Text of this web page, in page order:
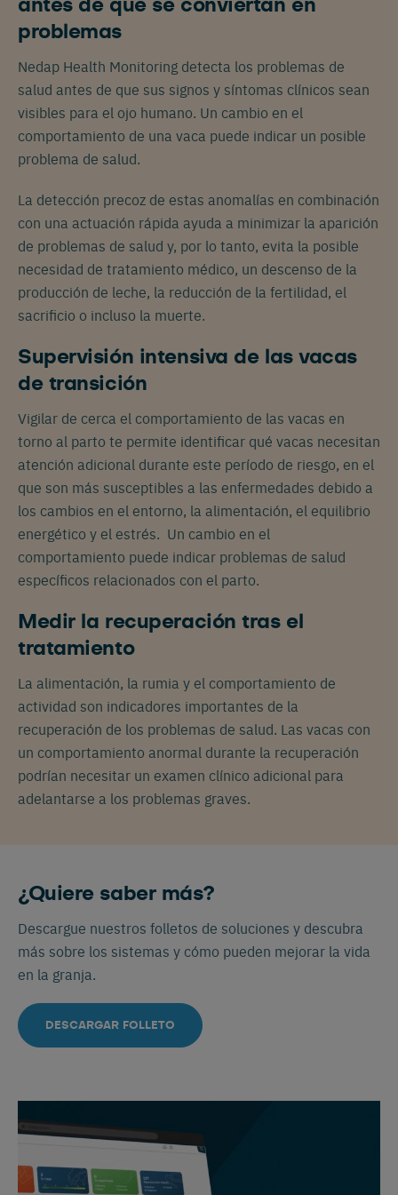
antes de que se conviertan en
problemas
Nedap Health Monitoring detecta los problemas de
salud antes de que sus signos y síntomas clínicos sean
visibles para el ojo humano. Un cambio en el
comportamiento de una vaca puede indicar un posible
problema de salud.
La detección precoz de estas anomalías en combinación
con una actuación rápida ayuda a minimizar la aparición
de problemas de salud y, por lo tanto, evita la posible
necesidad de tratamiento médico, un descenso de la
producción de leche, la reducción de la fertilidad, el
sacrificio o incluso la muerte.
Supervisión intensiva de las vacas
de transición
Vigilar de cerca el comportamiento de las vacas en
torno al parto te permite identificar qué vacas necesitan
atención adicional durante este período de riesgo, en el
que son más susceptibles a las enfermedades debido a
los cambios en el entorno, la alimentación, el equilibrio
energético y el estrés. Un cambio en el
comportamiento puede indicar problemas de salud
específicos relacionados con el parto.
Medir la recuperación tras el
tratamiento
La alimentación, la rumia y el comportamiento de
actividad son indicadores importantes de la
recuperación de los problemas de salud. Las vacas con
un comportamiento anormal durante la recuperación
podrían necesitar un examen clínico adicional para
adelantarse a los problemas graves.
¿Quiere saber más?
Descargue nuestros folletos de soluciones y descubra
más sobre los sistemas y cómo pueden mejorar la vida
en la granja.
DESCARGAR FOLLETO